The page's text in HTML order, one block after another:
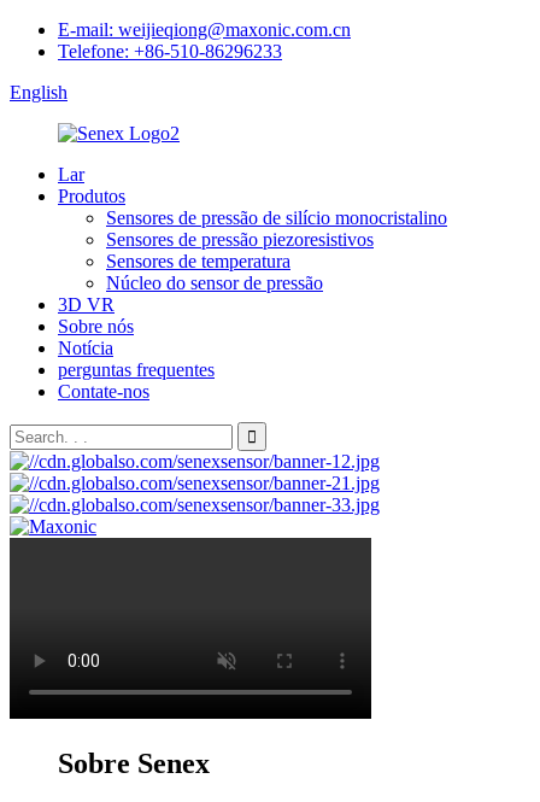
E-mail: weijieqiong@maxonic.com.cn
Telefone: +86-510-86296233
English
Lar
Produtos
Sensores de pressão de silício monocristalino
Sensores de pressão piezoresistivos
Sensores de temperatura
Núcleo do sensor de pressão
3D VR
Sobre nós
Notícia
perguntas frequentes
Contate-nos
Sobre Senex